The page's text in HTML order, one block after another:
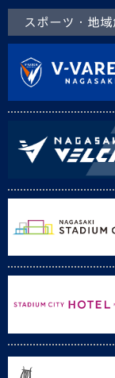
スポーツ・地